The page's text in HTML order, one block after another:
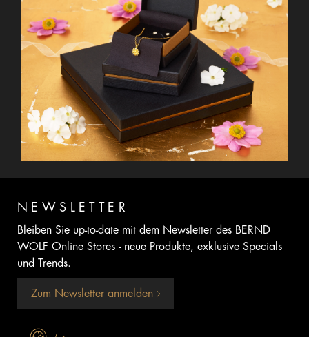
NEWSLETTER
Bleiben Sie up-to-date mit dem Newsletter des BERND
WOLF Online Stores - neue Produkte, exklusive Specials
und Trends.
Zum Newsletter anmelden